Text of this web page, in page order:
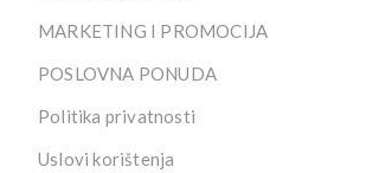
MARKETING I PROMOCIJA
POSLOVNA PONUDA
Politika privatnosti
Uslovi korištenja